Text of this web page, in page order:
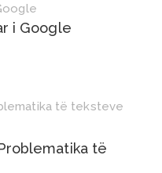
i Google
të